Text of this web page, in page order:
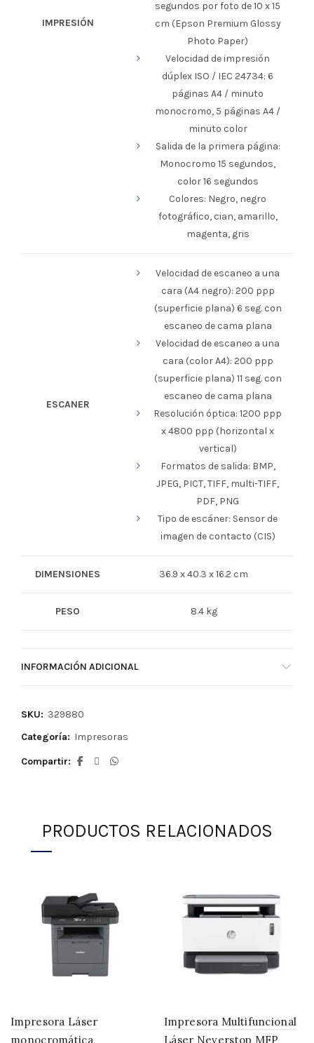
IMPRESIÓN
segundos por foto de 10 x 15
cm (Epson Premium Glossy
Photo Paper)
Velocidad de impresión
dúplex ISO / IEC 24734: 6
páginas A4 / minuto
monocromo, 5 páginas A4 /
minuto color
Salida de la primera página:
Monocromo 15 segundos,
color 16 segundos
Colores: Negro, negro
fotográfico, cian, amarillo,
magenta, gris
ESCANER
Velocidad de escaneo a una
cara (A4 negro): 200 ppp
(superficie plana) 6 seg. con
escaneo de cama plana
Velocidad de escaneo a una
cara (color A4): 200 ppp
(superficie plana) 11 seg. con
escaneo de cama plana
Resolución óptica: 1200 ppp
x 4800 ppp (horizontal x
vertical)
Formatos de salida: BMP,
JPEG, PICT, TIFF, multi-TIFF,
PDF, PNG
Tipo de escáner: Sensor de
imagen de contacto (CIS)
DIMENSIONES 36.9 x 40.3 x 16.2 cm
PESO 8.4 kg
INFORMACIÓN ADICIONAL
SKU: 329880
Categoría: Impresoras
Compartir
PRODUCTOS RELACIONADOS
Impresora Láser
monocromática
Impresora Multifuncional
Láser Neverstop MFP